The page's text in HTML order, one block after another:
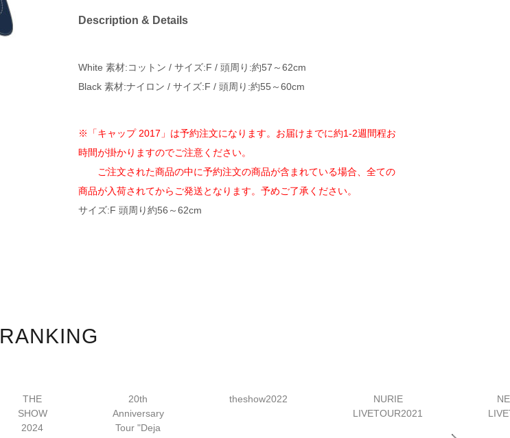
Description & Details
White 素材:コットン / サイズ:F / 頭周り:約57～62cm
Black 素材:ナイロン / サイズ:F / 頭周り:約55～60cm
※「キャップ 2017」は予約注文になります。お届けまでに約1-2週間程お
時間が掛かりますのでご注意ください。
ご注文された商品の中に予約注文の商品が含まれている場合、全ての
商品が入荷されてからご発送となります。予めご了承ください。
サイズ:F 頭周り約56～62cm
RANKING
THE
SHOW
2024
20th
Anniversary
Tour "Deja
theshow2022
NURIE
LIVETOUR2021